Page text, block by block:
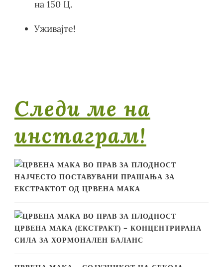
на 150 Ц.
Уживајте!
Следи ме на
инстаграм!
НАЈЧЕСТО ПОСТАВУВАНИ ПРАШАЊА ЗА
ЕКСТРАКТОТ ОД ЦРВЕНА МАКА
ЦРВЕНА МАКА (ЕКСТРАКТ) – КОНЦЕНТРИРАНА
СИЛА ЗА ХОРМОНАЛЕН БАЛАНС